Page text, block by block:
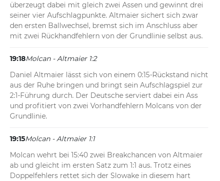
überzeugt dabei mit gleich zwei Assen und gewinnt drei
seiner vier Aufschlagpunkte. Altmaier sichert sich zwar
den ersten Ballwechsel, bremst sich im Anschluss aber
mit zwei Rückhandfehlern von der Grundlinie selbst aus.
19:18Molcan - Altmaier 1:2
Daniel Altmaier lässt sich von einem 0:15-Rückstand nicht
aus der Ruhe bringen und bringt sein Aufschlagspiel zur
2:1-Führung durch. Der Deutsche serviert dabei ein Ass
und profitiert von zwei Vorhandfehlern Molcans von der
Grundlinie.
19:15Molcan - Altmaier 1:1
Molcan wehrt bei 15:40 zwei Breakchancen von Altmaier
ab und gleicht im ersten Satz zum 1:1 aus. Trotz eines
Doppelfehlers rettet sich der Slowake in diesem hart